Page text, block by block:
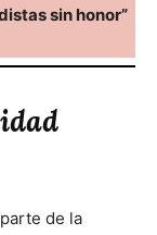
sin honor”
de la